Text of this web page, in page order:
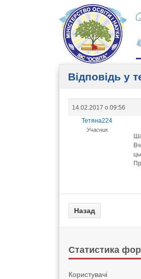
Відповідь у
14.02.2017 о 09:56
Тетяна224
Учасник
Статистика
Користувачі